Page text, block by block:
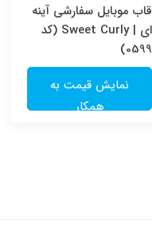
قاب موبایل سفارشی آینه
ای | Sweet Curly (کد
0599)
نمایش قیمت به
همکار